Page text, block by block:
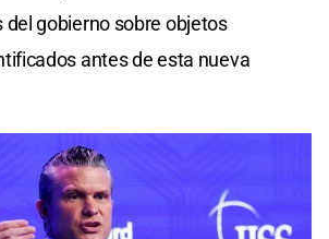
gobierno sobre objetos
antes de esta nueva